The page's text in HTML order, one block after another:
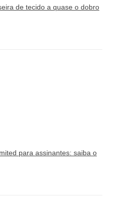
de tecido a quase o dobro
para assinantes: saiba o